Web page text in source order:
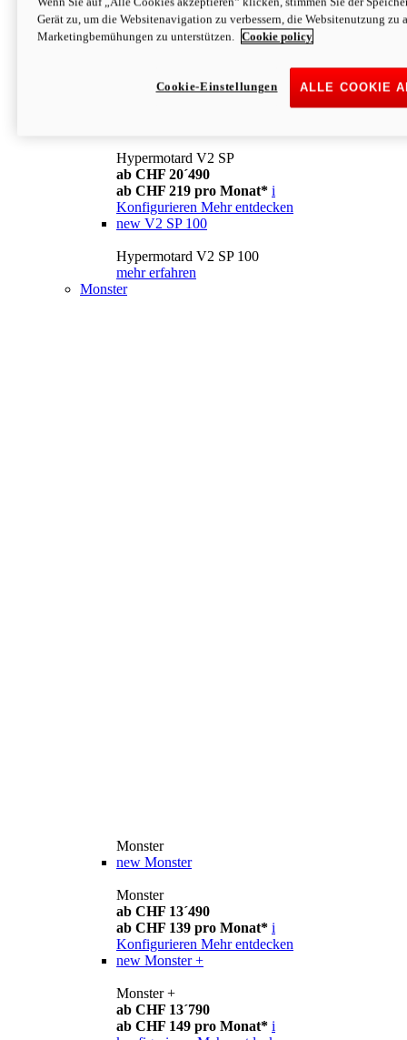
Konfigurieren Mehr entdecken
newV2
ab CHF 169 pro Monat* i
Mehr entdecken
Hypermotard V2 SP
ab CHF 20´490
ab CHF 219 pro Monat* i
Konfigurieren Mehr entdecken
new V2 SP 100
Hypermotard V2 SP 100
mehr erfahren
Monster
Monster
new Monster
Monster
ab CHF 13´490
ab CHF 139 pro Monat* i
Konfigurieren Mehr entdecken
new Monster +
Monster +
ab CHF 13´790
ab CHF 149 pro Monat* i
Gerät zu, um die Websitenavigation zu verbessern, die Websitenutzung zu
Marketingbemühungen zu unterstützen.
Cookie policy
ALLE COOKIE
Cookie-Einstellungen